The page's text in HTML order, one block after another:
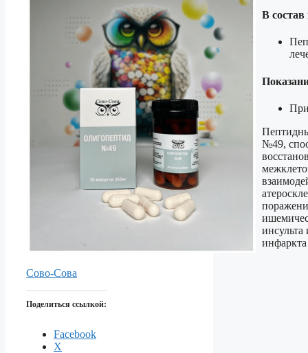
В состав
При
№49,
инсульта
инфаркта
Сово-Сова
Поделиться ссылкой:
Facebook
X